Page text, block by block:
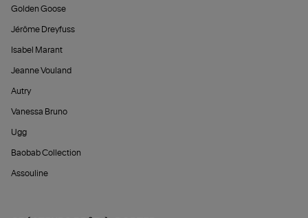
Golden Goose
Jérôme Dreyfuss
Isabel Marant
Jeanne Vouland
Autry
Vanessa Bruno
Ugg
Baobab Collection
Assouline